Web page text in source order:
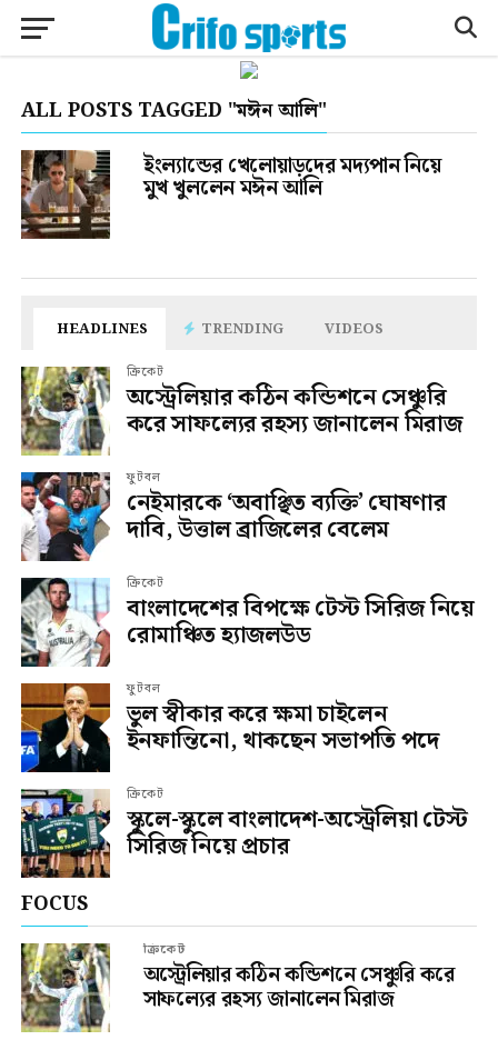
ALL POSTS TAGGED "মঈন আলি"
ইংল্যান্ডের খেলোয়াড়দের মদ্যপান নিয়ে
মুখ খুললেন মঈন আলি
HEADLINES TRENDING VIDEOS
ক্রিকেট
অস্ট্রেলিয়ার কঠিন কন্ডিশনে সেঞ্চুরি
করে সাফল্যের রহস্য জানালেন মিরাজ
ফুটবল
নেইমারকে ‘অবাঞ্ছিত ব্যক্তি’ ঘোষণার
দাবি, উত্তাল ব্রাজিলের বেলেম
ক্রিকেট
বাংলাদেশের বিপক্ষে টেস্ট সিরিজ নিয়ে
রোমাঞ্চিত হ্যাজলউড
ফুটবল
ভুল স্বীকার করে ক্ষমা চাইলেন
ইনফান্তিনো, থাকছেন সভাপতি পদে
ক্রিকেট
স্কুলে-স্কুলে বাংলাদেশ-অস্ট্রেলিয়া টেস্ট
সিরিজ নিয়ে প্রচার
FOCUS
ক্রিকেট
অস্ট্রেলিয়ার কঠিন কন্ডিশনে সেঞ্চুরি করে
সাফল্যের রহস্য জানালেন মিরাজ